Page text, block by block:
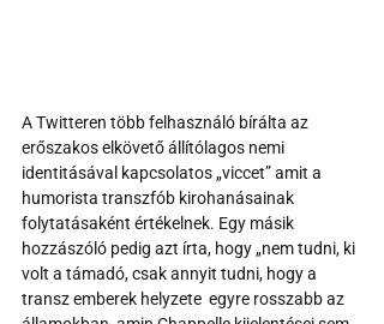
A Twitteren több felhasználó bírálta az
erőszakos elkövető állítólagos nemi
identitásával kapcsolatos „viccet” amit a
humorista transzfób kirohanásainak
folytatásaként értékelnek. Egy másik
hozzászóló pedig azt írta, hogy „nem tudni, ki
volt a támadó, csak annyit tudni, hogy a
transz emberek helyzete  egyre rosszabb az